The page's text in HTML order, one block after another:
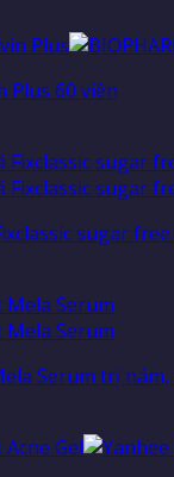
Plus 60 viên
sugar
Serum trị